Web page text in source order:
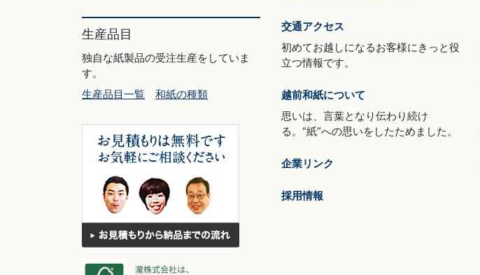
生産品目
独自な紙製品の受注生産をしていま
す。
生産品目一覧
和紙の種類
交通アクセス
初めてお越しになるお客様にきっと役
立つ情報です。
越前和紙について
思いは、言葉となり伝わり続け
る。“紙”への思いをしたためました。
企業リンク
採用情報